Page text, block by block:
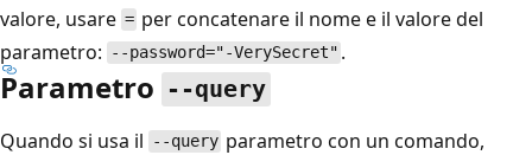
valore, usare = per concatenare il nome e il valore del
parametro:
--password="-VerySecret" .
Parametro --query
Quando si usa il --query parametro con un comando,